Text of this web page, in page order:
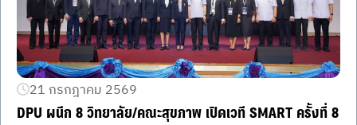
21 กรกฎาคม 2569
DPU ผนึก 8 วิทยาลัย/คณะสุขภาพ เปิดเวที SMART ครั้งที่ 8